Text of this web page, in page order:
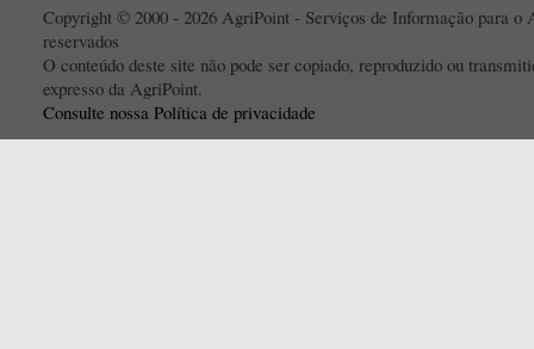
Copyright © 2000 - 2026 AgriPoint - Serviços de Informação para o
reservados
O conteúdo deste site não pode ser copiado, reproduzido ou
expresso da AgriPoint.
Consulte nossa Política de privacidade